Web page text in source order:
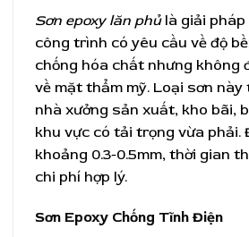
Sơn epoxy lăn phủlà giải pháp
công trình có yêu cầu về độ
chống hóa chất nhưng không
về mặt thẩm mỹ. Loại sơn này
nhà xưởng sản xuất, kho bãi,
khu vực có tải trọng vừa phải.
khoảng 0.3-0.5mm, thời gian
chi phí hợp lý.
Sơn Epoxy Chống Tĩnh Điện